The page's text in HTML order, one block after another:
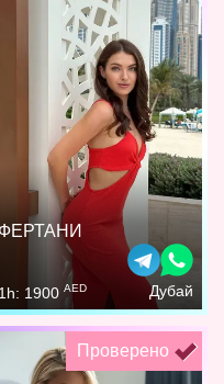
ФЕРТАНИ
1h: 1900 AED Дубай
Проверено